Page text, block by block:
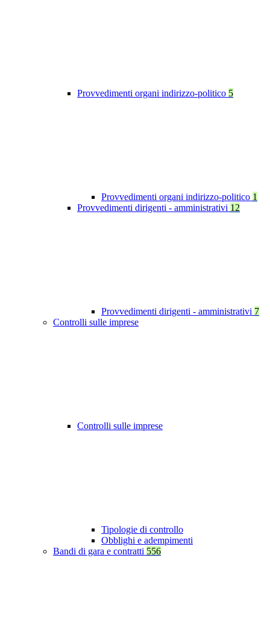
Provvedimenti organi indirizzo-politico 5
Provvedimenti organi indirizzo-politico 1
Provvedimenti dirigenti - amministrativi 12
Provvedimenti dirigenti - amministrativi 7
Controlli sulle imprese
Controlli sulle imprese
Tipologie di controllo
Obblighi e adempimenti
Bandi di gara e contratti 556